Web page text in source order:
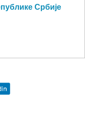
Србије